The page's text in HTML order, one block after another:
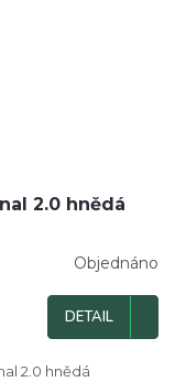
2.0 hnědá
Objednáno
DETAIL
2.0 hnědá